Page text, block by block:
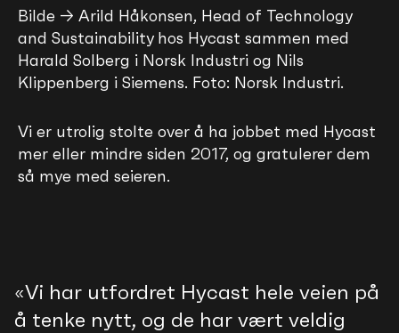
Bilde → Arild Håkonsen, Head of Technology
and Sustainability hos Hycast sammen med
Harald Solberg i Norsk Industri og Nils
Klippenberg i Siemens. Foto: Norsk Industri.
Vi er utrolig stolte over å ha jobbet med Hycast
mer eller mindre siden 2017, og gratulerer dem
så mye med seieren.
«Vi har utfordret Hycast hele veien på
å tenke nytt, og de har vært veldig